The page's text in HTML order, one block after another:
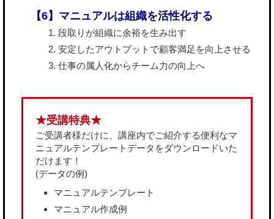
【6】マニュアルは組織を活性化する
段取りが組織に余裕を生み出す
安定したアウトプットで顧客満足を向上させる
仕事の属人化からチーム力の向上へ
★受講特典★
ご受講者様だけに、講座内でご紹介する便利なマ
ニュアルテンプレートデータをダウンロードいた
だけます！
(データの例)
マニュアルテンプレート
マニュアル作成例